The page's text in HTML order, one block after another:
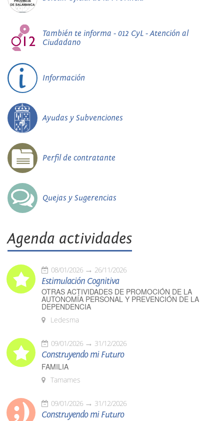
También te informa - 012 CyL - Atención al
Ciudadano
Información
Ayudas y Subvenciones
Perfil de contratante
Quejas y Sugerencias
Agenda actividades
08/01/2026 26/11/2026
Estimulación Cognitiva
OTRAS ACTIVIDADES DE PROMOCIÓN DE LA
AUTONOMÍA PERSONAL Y PREVENCIÓN DE LA
DEPENDENCIA
Ledesma
09/01/2026 31/12/2026
Construyendo mi Futuro
FAMILIA
Tamames
09/01/2026 31/12/2026
Construyendo mi Futuro